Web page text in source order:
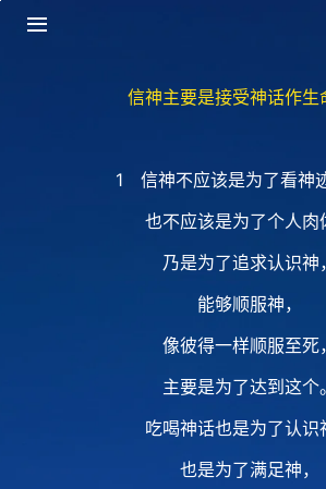
信神主要是接受神话作生
1 信神不应该是为了看神
也不应该是为了个人肉
乃是为了追求认识神，
能够顺服神，
像彼得一样顺服至死，
主要是为了达到这个。
吃喝神话也是为了认识
也是为了满足神，